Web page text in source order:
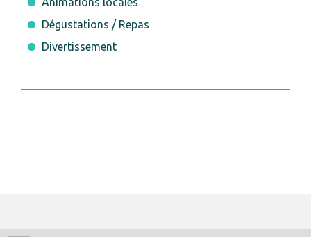
Dégustations / Repas
Divertissement